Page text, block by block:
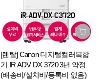
[렌탈] Canon 디지털컬러복합
기 IR ADV DX 3720 3년 약정
(배송비/설치비/등록비 없음)